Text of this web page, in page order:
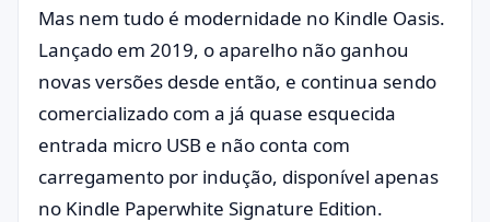
Mas nem tudo é modernidade no Kindle Oasis.
Lançado em 2019, o aparelho não ganhou
novas versões desde então, e continua sendo
comercializado com a já quase esquecida
entrada micro USB e não conta com
carregamento por indução, disponível apenas
no Kindle Paperwhite Signature Edition.